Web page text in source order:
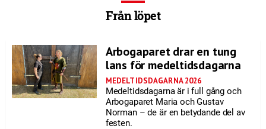
Från löpet
Arbogaparet drar en tung
lans för medeltidsdagarna
MEDELTIDSDAGARNA 2026
Medeltidsdagarna är i full gång och
Arbogaparet Maria och Gustav
Norman – de är en betydande del av
festen.